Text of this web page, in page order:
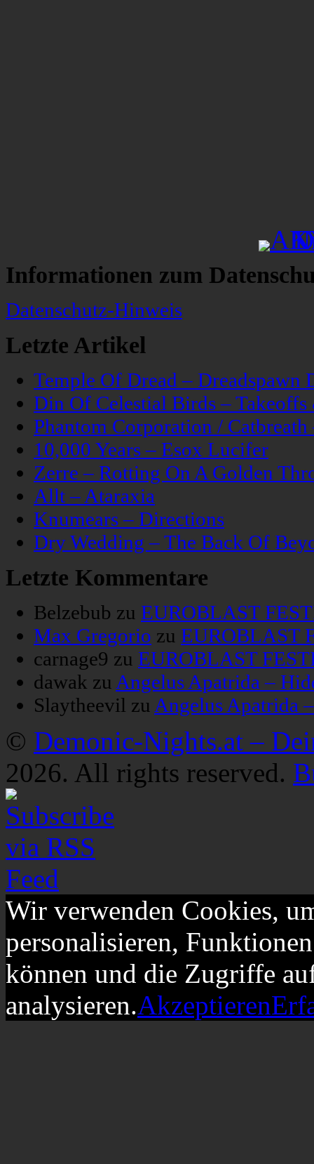
Informationen zum
Datenschutz-Hinweis
Letzte Artikel
Temple Of Dread – Dreadspawn
Din Of Celestial Birds –
Phantom Corporation /
10,000 Years – Esox Lucifer
Zerre – Rotting On A Golden
Allt – Ataraxia
Knumears – Directions
Dry Wedding – The Back Of
Letzte Kommentare
Belzebub zu EUROBLAST
Max Gregorio zu EUROBLAST
carnage9 zu EUROBLAST
dawak zu Angelus Apatrida –
Slaytheevil zu Angelus Apatrida
© Demonic-Nights.at –
2026. All rights reserved.
Wir verwenden Cookies,
personalisieren,
können und die Zugriffe
analysieren.Akzeptieren